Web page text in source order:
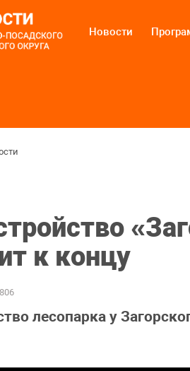
Новости
к концу
лесопарка у